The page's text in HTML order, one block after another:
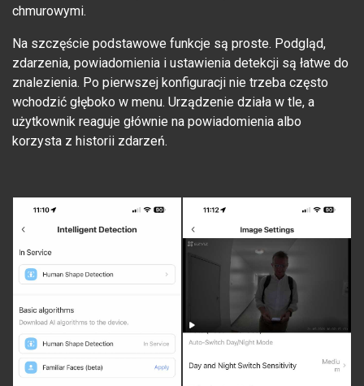
chmurowymi.
Na szczęście podstawowe funkcje są proste. Podgląd,
zdarzenia, powiadomienia i ustawienia detekcji są łatwe do
znalezienia. Po pierwszej konfiguracji nie trzeba często
wchodzić głęboko w menu. Urządzenie działa w tle, a
użytkownik reaguje głównie na powiadomienia albo
korzysta z historii zdarzeń.